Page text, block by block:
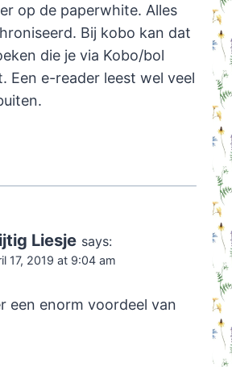
op de paperwhite. Alles
Bij kobo kan dat
die je via Kobo/bol
Een e-reader leest wel veel
Liesje says:
17, 2019 at 9:04 am
een enorm voordeel van